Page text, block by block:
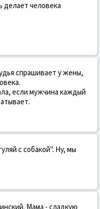
делает человека
спрашивает у жены,
если мужчина каждый
с собакой". Hy, мы
Мама - сладкую